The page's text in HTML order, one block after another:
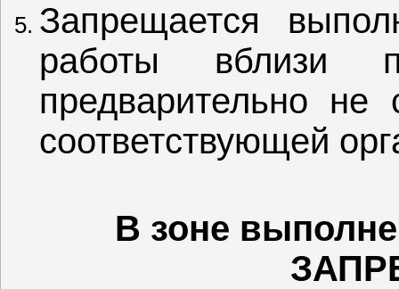
Запрещается
работы вблизи
предварительно не
соответствующей
В зоне
З